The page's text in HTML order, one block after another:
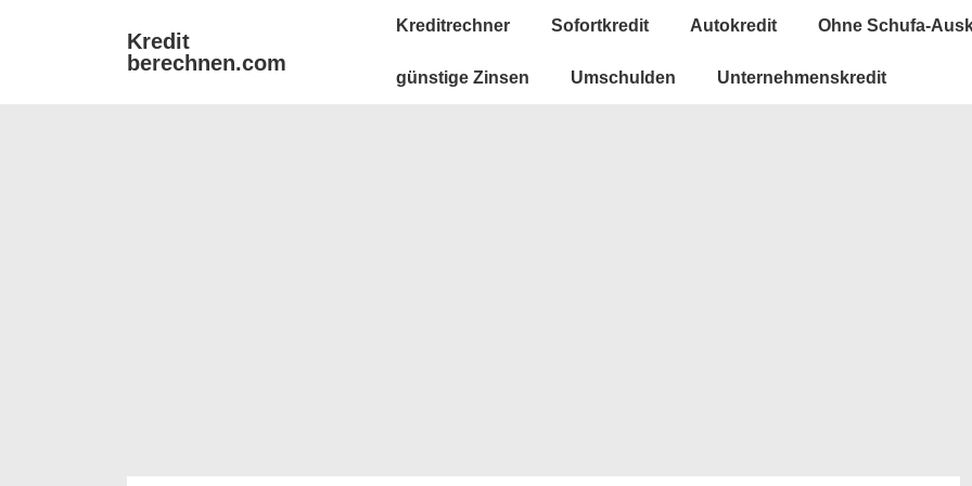
Kredit
berechnen.com
Main
Kreditrechner Sofortkredit Autokredit Ohne Schufa-
günstige Zinsen Umschulden Unternehmenskredit